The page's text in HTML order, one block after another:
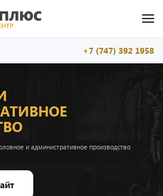
+7 (747) 392 1958
и административное производство